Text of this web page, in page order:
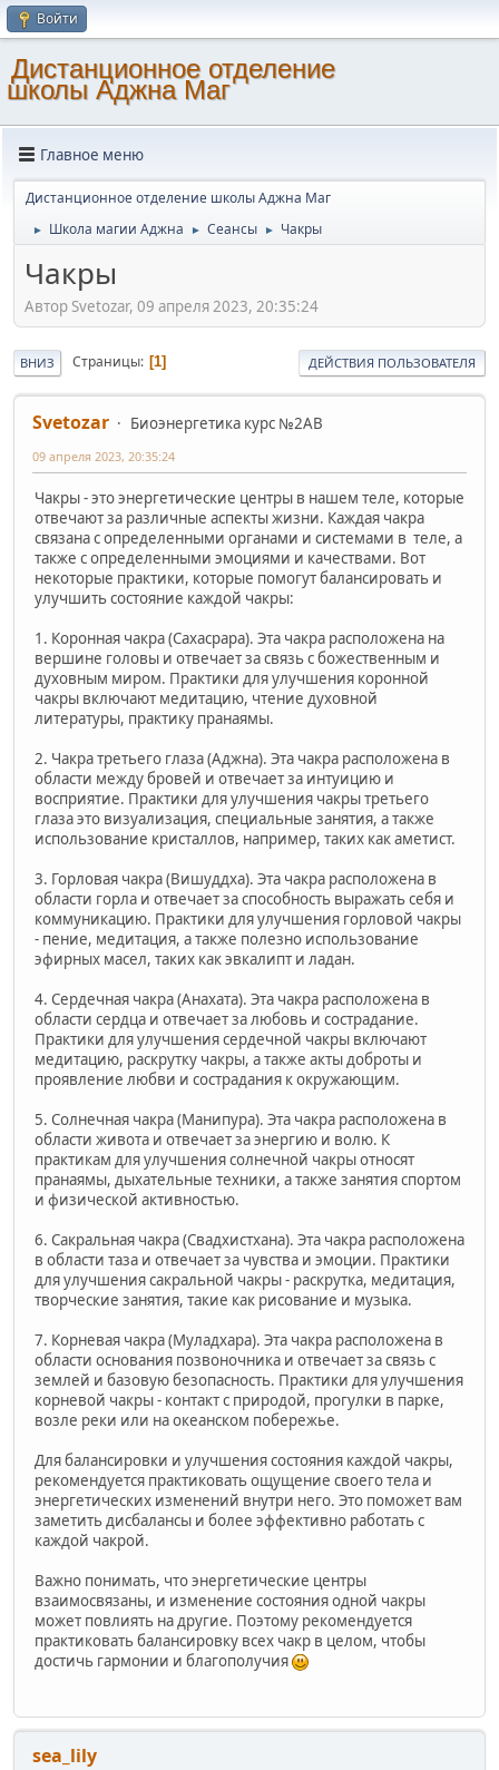
Войти
Дистанционное отделение
школы Аджна Маг
Главное меню
Дистанционное отделение школы Аджна Маг
► Школа магии Аджна ► Сеансы ► Чакры
Чакры
Автор Svetozar, 09 апреля 2023, 20:35:24
ВНИЗ Страницы 1 ДЕЙСТВИЯ ПОЛЬЗОВАТЕЛЯ
Svetozar Биоэнергетика курс №2AB
09 апреля 2023, 20:35:24
Чакры - это энергетические центры в нашем теле, которые
отвечают за различные аспекты жизни. Каждая чакра
связана с определенными органами и системами в теле, а
также с определенными эмоциями и качествами. Вот
некоторые практики, которые помогут балансировать и
улучшить состояние каждой чакры:
1. Коронная чакра (Сахасрара). Эта чакра расположена на
вершине головы и отвечает за связь с божественным и
духовным миром. Практики для улучшения коронной
чакры включают медитацию, чтение духовной
литературы, практику пранаямы.
2. Чакра третьего глаза (Аджна). Эта чакра расположена в
области между бровей и отвечает за интуицию и
восприятие. Практики для улучшения чакры третьего
глаза это визуализация, специальные занятия, а также
использование кристаллов, например, таких как аметист.
3. Горловая чакра (Вишуддха). Эта чакра расположена в
области горла и отвечает за способность выражать себя и
коммуникацию. Практики для улучшения горловой чакры
- пение, медитация, а также полезно использование
эфирных масел, таких как эвкалипт и ладан.
4. Сердечная чакра (Анахата). Эта чакра расположена в
области сердца и отвечает за любовь и сострадание.
Практики для улучшения сердечной чакры включают
медитацию, раскрутку чакры, а также акты доброты и
проявление любви и сострадания к окружающим.
5. Солнечная чакра (Манипура). Эта чакра расположена в
области живота и отвечает за энергию и волю. К
практикам для улучшения солнечной чакры относят
пранаямы, дыхательные техники, а также занятия спортом
и физической активностью.
6. Сакральная чакра (Свадхистхана). Эта чакра расположена
в области таза и отвечает за чувства и эмоции. Практики
для улучшения сакральной чакры - раскрутка, медитация,
творческие занятия, такие как рисование и музыка.
7. Корневая чакра (Муладхара). Эта чакра расположена в
области основания позвоночника и отвечает за связь с
землей и базовую безопасность. Практики для улучшения
корневой чакры - контакт с природой, прогулки в парке,
возле реки или на океанском побережье.
Для балансировки и улучшения состояния каждой чакры,
рекомендуется практиковать ощущение своего тела и
энергетических изменений внутри него. Это поможет вам
заметить дисбалансы и более эффективно работать с
каждой чакрой.
Важно понимать, что энергетические центры
взаимосвязаны, и изменение состояния одной чакры
может повлиять на другие. Поэтому рекомендуется
практиковать балансировку всех чакр в целом, чтобы
достичь гармонии и благополучия
sea_lily